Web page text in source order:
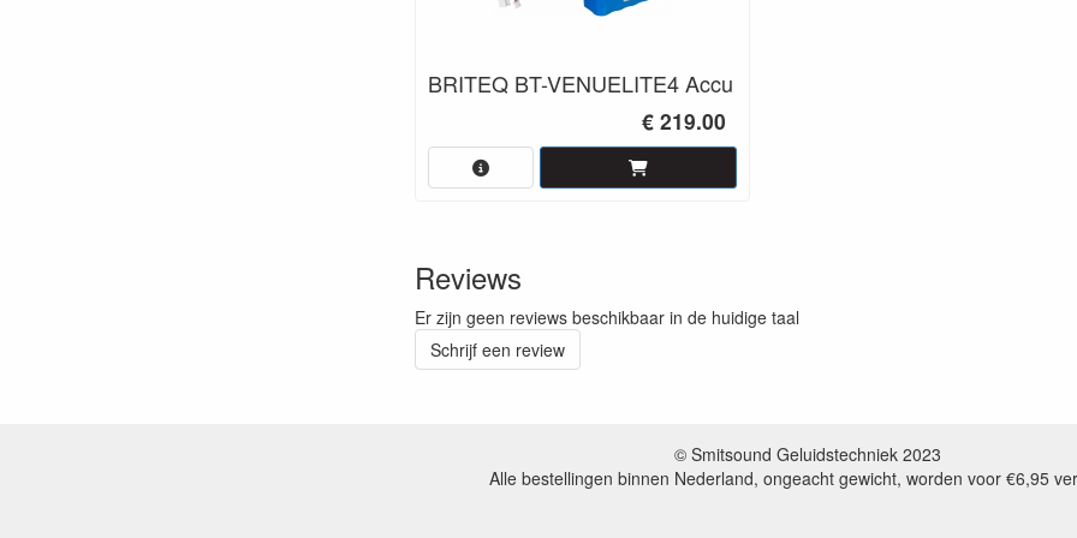
BRITEQ BT-VENUELITE4 Accu
€ 219.00
Reviews
Er zijn geen reviews beschikbaar in de huidige taal
Schrijf een review
© Smitsound Geluidstechniek 2023
Alle bestellingen binnen Nederland, ongeacht gewicht, worden voor €6,95